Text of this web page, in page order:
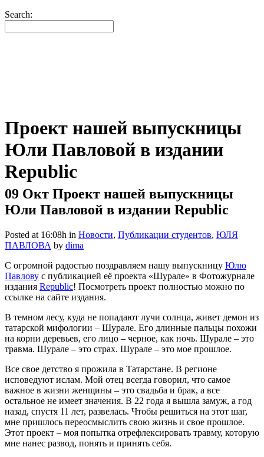
Search:
Проект нашей выпускницы
Юли Павловой в издании
Republic
09 Окт Проект нашей выпускницы
Юли Павловой в издании Republic
Posted at 16:08h in Новости, Публикации студентов, ЮЛЯ
ПАВЛОВА by dima
С огромной радостью поздравляем нашу выпускницу Юлю
Павлову с публикацией её проекта «Шурале» в Фотожурнале
издания Republic! Посмотреть проект полностью можно по
ссылке на сайте издания.
В темном лесу, куда не попадают лучи солнца, живет демон из
татарской мифологии – Шурале. Его длинные пальцы похожи
на корни деревьев, его лицо – черное, как ночь. Шурале – это
травма. Шурале – это страх. Шурале – это мое прошлое.
Все свое детство я прожила ⁠в Татарстане. В регионе
исповедуют ислам. Мой отец всегда говорил, ⁠что самое
важное в жизни женщины – это свадьба и брак, ⁠а все
остальное ⁠не имеет ⁠значения. В 22 года я вышла замуж, а год
назад, ⁠спустя 11 ⁠лет, развелась. Чтобы решиться на этот шаг,
мне пришлось переосмыслить свою жизнь и свое прошлое.
Этот проект – моя попытка отрефлексировать травму, которую
мне нанес развод, понять и принять себя.